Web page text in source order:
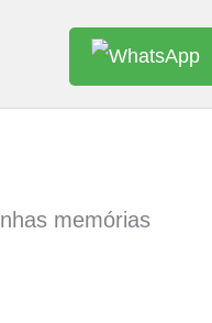
memórias